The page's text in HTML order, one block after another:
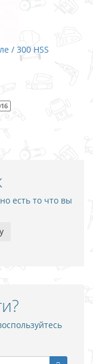
/ 300 HSS
есть то что вы